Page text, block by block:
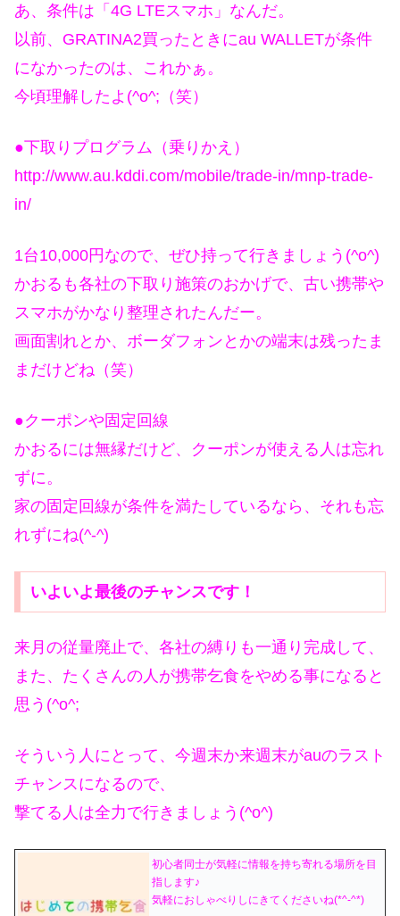
あ、条件は「4G LTEスマホ」なんだ。
以前、GRATINA2買ったときにau WALLETが条件
になかったのは、これかぁ。
今頃理解したよ(^o^;（笑）
●下取りプログラム（乗りかえ）
http://www.au.kddi.com/mobile/trade-in/mnp-trade-
in/
1台10,000円なので、ぜひ持って行きましょう(^o^)
かおるも各社の下取り施策のおかげで、古い携帯や
スマホがかなり整理されたんだー。
画面割れとか、ボーダフォンとかの端末は残ったま
まだけどね（笑）
●クーポンや固定回線
かおるには無縁だけど、クーポンが使える人は忘れ
ずに。
家の固定回線が条件を満たしているなら、それも忘
れずにね(^-^)
いよいよ最後のチャンスです！
来月の従量廃止で、各社の縛りも一通り完成して、
また、たくさんの人が携帯乞食をやめる事になると
思う(^o^;
そういう人にとって、今週末か来週末がauのラスト
チャンスになるので、
撃てる人は全力で行きましょう(^o^)
初心者同士が気軽に情報を持ち寄れる場所を目
指します♪
気軽におしゃべりしにきてくださいね(*^-^*)